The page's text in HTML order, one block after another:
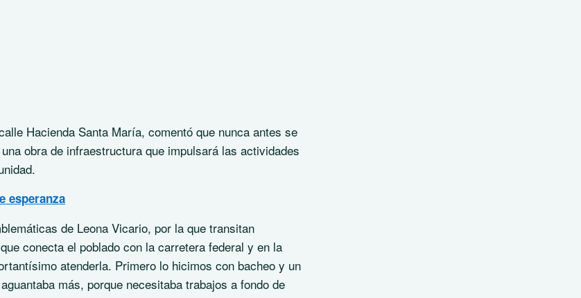
Hacienda Santa María, comentó que nunca antes se
obra de infraestructura que impulsará las actividades
esperanza
de Leona Vicario, por la que transitan
conecta el poblado con la carretera federal y en la
atenderla. Primero lo hicimos con bacheo y un
más, porque necesitaba trabajos a fondo de